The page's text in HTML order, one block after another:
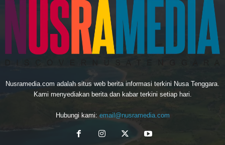
Nusramedia.com adalah situs web berita informasi terkini Nusa Tenggara.
Kami menyediakan berita dan kabar terkini setiap hari.
Hubungi kami: email@nusramedia.com